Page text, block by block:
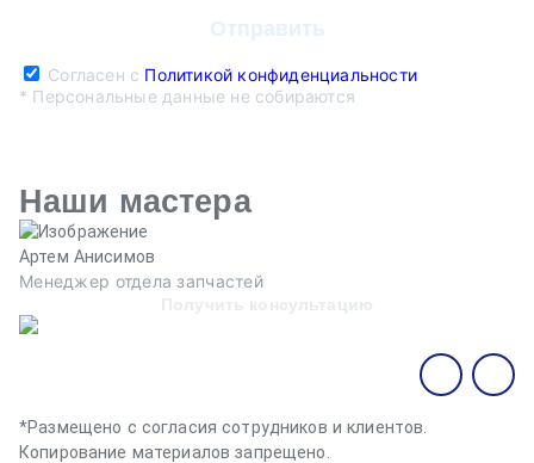
Согласен с Политикой конфиденциальности
* Персональные данные не собираются
Наши мастера
Артем Анисимов
Менеджер отдела запчастей
Получить консультацию
*Размещено с согласия сотрудников и клиентов.
Копирование материалов запрещено.